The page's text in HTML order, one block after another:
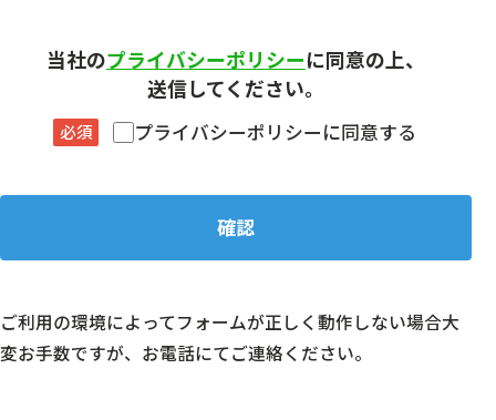
当社のプライバシーポリシーに同意の上、
送信してください。
必須 プライバシーポリシーに同意する
ご利用の環境によってフォームが正しく動作しない場合大
変お手数ですが、お電話にてご連絡ください。